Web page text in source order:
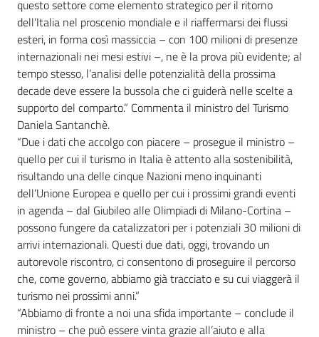
questo settore come elemento strategico per il ritorno
dell’Italia nel proscenio mondiale e il riaffermarsi dei flussi
esteri, in forma così massiccia – con 100 milioni di presenze
internazionali nei mesi estivi –, ne è la prova più evidente; al
tempo stesso, l’analisi delle potenzialità della prossima
decade deve essere la bussola che ci guiderà nelle scelte a
supporto del comparto.” Commenta il ministro del Turismo
Daniela Santanchè.
“Due i dati che accolgo con piacere – prosegue il ministro –
quello per cui il turismo in Italia è attento alla sostenibilità,
risultando una delle cinque Nazioni meno inquinanti
dell’Unione Europea e quello per cui i prossimi grandi eventi
in agenda – dal Giubileo alle Olimpiadi di Milano-Cortina –
possono fungere da catalizzatori per i potenziali 30 milioni di
arrivi internazionali. Questi due dati, oggi, trovando un
autorevole riscontro, ci consentono di proseguire il percorso
che, come governo, abbiamo già tracciato e su cui viaggerà il
turismo nei prossimi anni.”
“Abbiamo di fronte a noi una sfida importante – conclude il
ministro – che può essere vinta grazie all’aiuto e alla